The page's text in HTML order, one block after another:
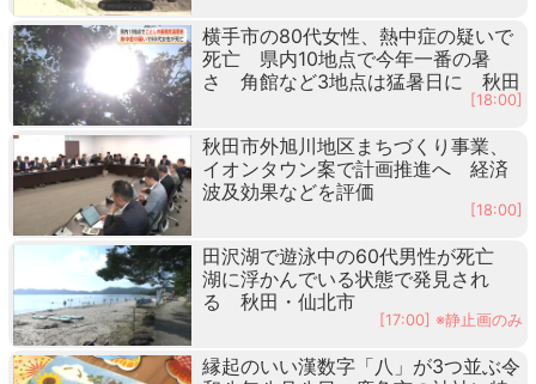
横手市の80代女性、熱中症の疑いで
死亡 県内10地点で今年一番の暑
さ 角館など3地点は猛暑日に 秋田
[18:00]
秋田市外旭川地区まちづくり事業、
イオンタウン案で計画推進へ 経済
波及効果などを評価
[18:00]
田沢湖で遊泳中の60代男性が死亡
湖に浮かんでいる状態で発見され
る 秋田・仙北市
[17:00] ※静止画のみ
縁起のいい漢数字「八」が3つ並ぶ令